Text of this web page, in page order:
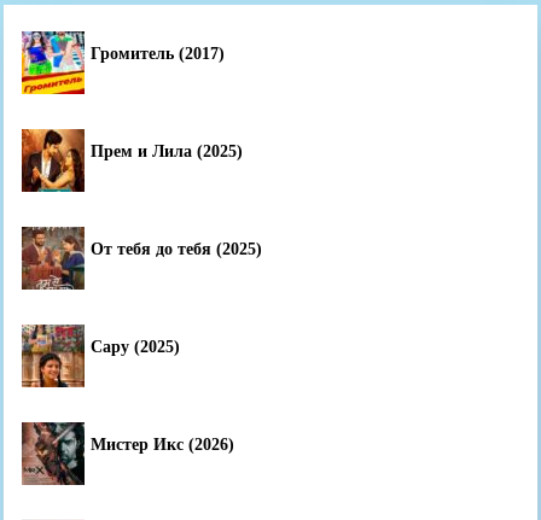
Громитель (2017)
Прем и Лила (2025)
От тебя до тебя (2025)
Сару (2025)
Мистер Икс (2026)